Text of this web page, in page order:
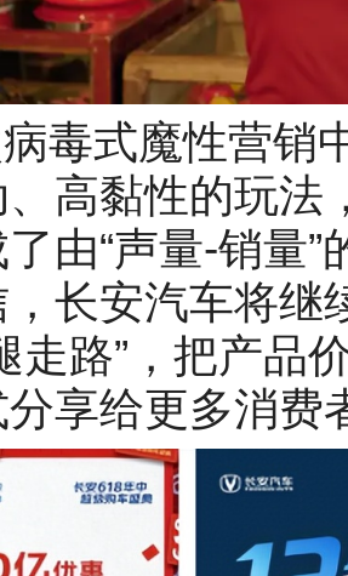
毒式魔性营销
高黏性的玩法
由“声量-销量
长安汽车将继
走路”，把产品
享给更多消费